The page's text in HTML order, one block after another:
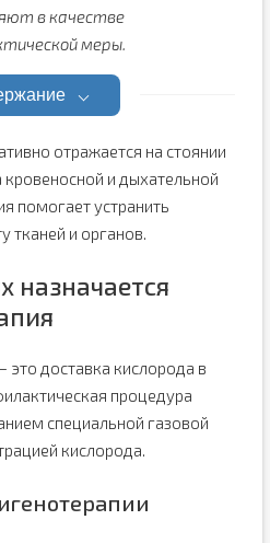
в качестве
меры.
отражается на стоянии
кровеносной и дыхательной
помогает устранить
тканей и органов.
назначается
это доставка кислорода в
процедура
специальной газовой
кислорода.